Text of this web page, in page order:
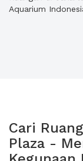
Aquarium
Cari
Plaza -